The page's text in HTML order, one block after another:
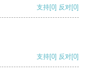
支持[0] 反对[0]
支持[0] 反对[0]